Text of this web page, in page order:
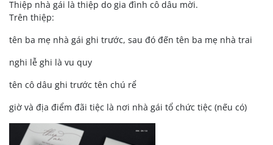
Thiệp nhà gái là thiệp do gia đình cô dâu mời.
Trên thiệp:
tên ba mẹ nhà gái ghi trước, sau đó đến tên ba mẹ nhà trai
nghi lễ ghi là vu quy
tên cô dâu ghi trước tên chú rể
giờ và địa điểm đãi tiệc là nơi nhà gái tổ chức tiệc (nếu có)